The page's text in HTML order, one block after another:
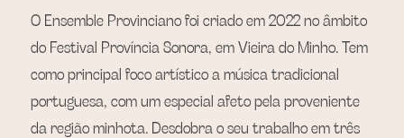
GALERIA 2026
O Ensemble Provinciano foi criado em 2022 no âmbito
do Festival Província Sonora, em Vieira do Minho. Tem
como principal foco artístico a música tradicional
portuguesa, com um especial afeto pela proveniente
da região minhota. Desdobra o seu trabalho em três